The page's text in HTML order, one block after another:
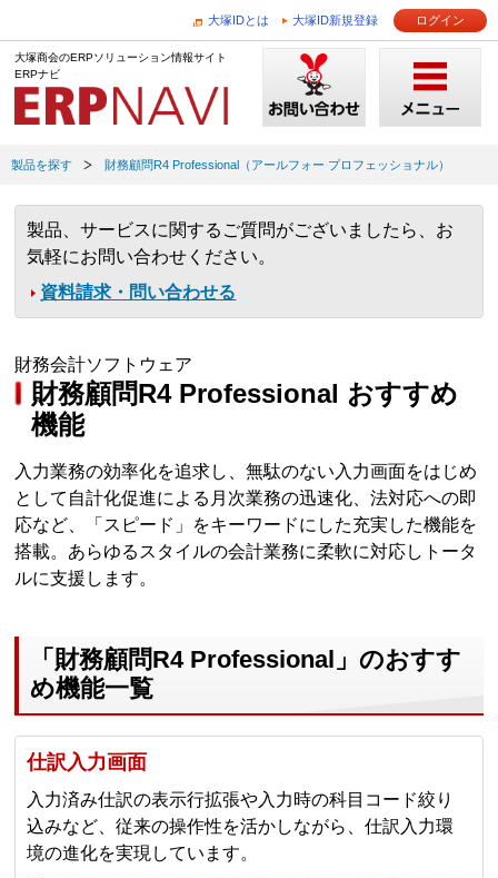
大塚IDとは 大塚ID新規登録 ログイン
大塚商会のERPソリューション情報サイト
ERPナビ
製品を探す 財務顧問R4 Professional（アールフォー プロフェッショナル）
製品、サービスに関するご質問がございましたら、お
気軽にお問い合わせください。
資料請求・問い合わせる
財務会計ソフトウェア
財務顧問R4 Professional おすすめ
機能
入力業務の効率化を追求し、無駄のない入力画面をはじめ
として自計化促進による月次業務の迅速化、法対応への即
応など、「スピード」をキーワードにした充実した機能を
搭載。あらゆるスタイルの会計業務に柔軟に対応しトータ
ルに支援します。
「財務顧問R4 Professional」のおすす
め機能一覧
仕訳入力画面
入力済み仕訳の表示行拡張や入力時の科目コード絞り
込みなど、従来の操作性を活かしながら、仕訳入力環
境の進化を実現しています。